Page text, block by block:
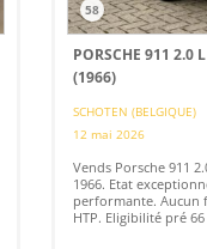
58
PORSCHE 911 2.0
(1966)
SCHOTEN (BELGIQUE)
12 mai 2026
Vends Porsche 911
1966. Etat
performante. Aucun
HTP. Eligibilité pré